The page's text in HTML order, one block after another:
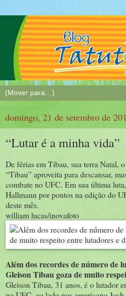
domingo, 21 de setembro de
“Lutar é a minha vida”
De férias em Tibau, sua terra Natal,
“Tibau” aproveita para descansar,
combate no UFC. Em sua última
Hallmann por pontos na edição do
deste mês.
william lucas/inovafoto
Além dos recordes de número de
Gleison Tibau goza de muito
Gleison Tibau, 31 anos, é o lutador